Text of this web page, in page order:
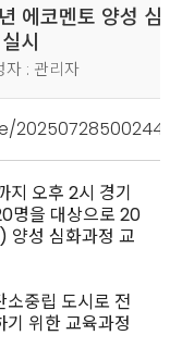
에코멘토 양성 심
시
: 관리자
20250728500244
지 오후 2시 경기
명을 대상으로 20
양성 심화과정 교
소중립 도시로 전
위한 교육과정